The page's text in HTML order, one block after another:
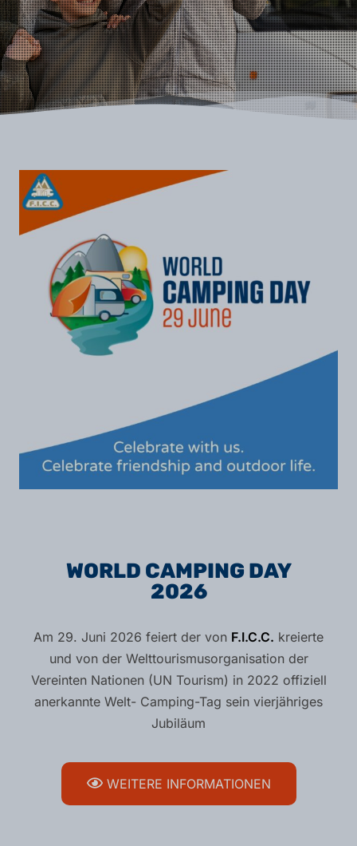
WORLD CAMPING DAY
2026
Am 29. Juni 2026 feiert der von F.I.C.C. kreierte
und von der Welttourismusorganisation der
Vereinten Nationen (UN Tourism) in 2022 offiziell
anerkannte Welt- Camping-Tag sein vierjähriges
Jubiläum
WEITERE INFORMATIONEN